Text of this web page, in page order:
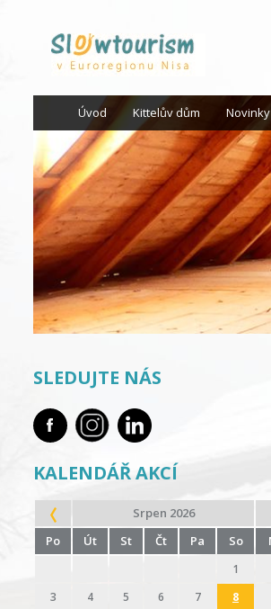
Úvod Kittelův dům
SLEDUJTE NÁS
KALENDÁŘ AKCÍ
Srpen 2026
Po
Út St Čt Pa So
1
3
4 5 6 7 8